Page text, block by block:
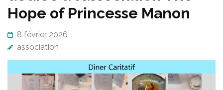
Hope of Princesse Manon
8 février 2026
association